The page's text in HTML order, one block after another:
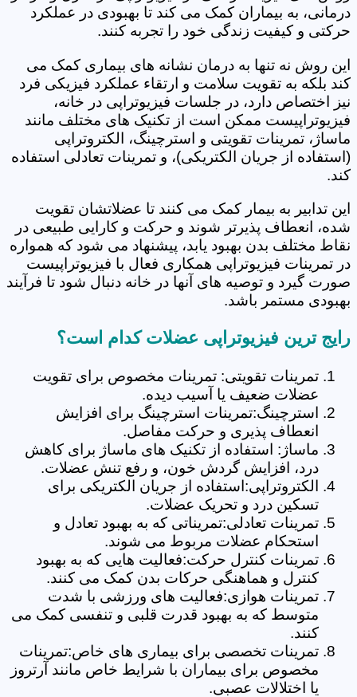
درمانی، به بیماران کمک می کند تا بهبودی در عملکرد
حرکتی و کیفیت زندگی خود را تجربه کنند.
این روش نه تنها به درمان نشانه های بیماری کمک می
کند بلکه به تقویت سلامت و ارتقاء عملکرد فیزیکی فرد
نیز اختصاص دارد، در جلسات فیزیوتراپی در خانه،
فیزیوتراپیست ممکن است از تکنیک های مختلف مانند
ماساژ، تمرینات تقویتی و استرچینگ، الکتروتراپی
(استفاده از جریان الکتریکی)، و تمرینات تعادلی استفاده
کند.
این تدابیر به بیمار کمک می کنند تا عضلاتشان تقویت
شده، انعطاف پذیرتر شوند و حرکت و کارایی طبیعی در
نقاط مختلف بدن بهبود یابد، پیشنهاد می شود که همواره
در تمرینات فیزیوتراپی همکاری فعال با فیزیوتراپیست
صورت گیرد و توصیه های آنها در خانه دنبال شود تا فرآیند
بهبودی مستمر باشد.
رایج ترین فیزیوتراپی عضلات کدام است؟
تمرینات تقویتی: تمرینات مخصوص برای تقویت
عضلات ضعیف یا آسیب دیده.
استرچینگ:تمرینات استرچینگ برای افزایش
انعطاف پذیری و حرکت مفاصل.
ماساژ: استفاده از تکنیک های ماساژ برای کاهش
درد، افزایش گردش خون، و رفع تنش عضلات.
الکتروتراپی:استفاده از جریان الکتریکی برای
تسکین درد و تحریک عضلات.
تمرینات تعادلی:تمریناتی که به بهبود تعادل و
استحکام عضلات مربوط می شوند.
تمرینات کنترل حرکت:فعالیت هایی که به بهبود
کنترل و هماهنگی حرکات بدن کمک می کنند.
تمرینات هوازی:فعالیت های ورزشی با شدت
متوسط که به بهبود قدرت قلبی و تنفسی کمک می
کنند.
تمرینات تخصصی برای بیماری های خاص:تمرینات
مخصوص برای بیماران با شرایط خاص مانند آرتروز
یا اختلالات عصبی.